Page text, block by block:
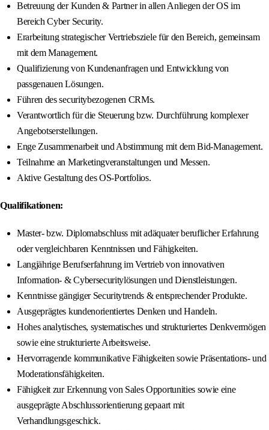
Betreuung der Kunden & Partner in allen Anliegen der OS im
Bereich Cyber Security.
Erarbeitung strategischer Vertriebsziele für den Bereich, gemeinsam
mit dem Management.
Qualifizierung von Kundenanfragen und Entwicklung von
passgenauen Lösungen.
Führen des securitybezogenen CRMs.
Verantwortlich für die Steuerung bzw. Durchführung komplexer
Angebotserstellungen.
Enge Zusammenarbeit und Abstimmung mit dem Bid-Management.
Teilnahme an Marketingveranstaltungen und Messen.
Aktive Gestaltung des OS-Portfolios.
Qualifikationen:
Master- bzw. Diplomabschluss mit adäquater beruflicher Erfahrung
oder vergleichbaren Kenntnissen und Fähigkeiten.
Langjährige Berufserfahrung im Vertrieb von innovativen
Information- & Cybersecuritylösungen und Dienstleistungen.
Kenntnisse gängiger Securitytrends & entsprechender Produkte.
Ausgeprägtes kundenorientiertes Denken und Handeln.
Hohes analytisches, systematisches und strukturiertes Denkvermögen
sowie eine strukturierte Arbeitsweise.
Hervorragende kommunikative Fähigkeiten sowie Präsentations- und
Moderationsfähigkeiten.
Fähigkeit zur Erkennung von Sales Opportunities sowie eine
ausgeprägte Abschlussorientierung gepaart mit
Verhandlungsgeschick.